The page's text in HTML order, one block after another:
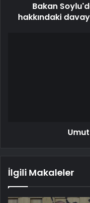
Bakan
hakkındaki
İlgili Makaleler